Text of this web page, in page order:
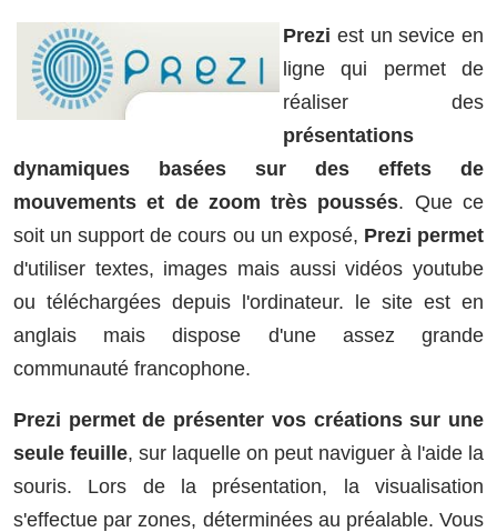
Prezi est un sevice en
ligne qui permet de
réaliser des
présentations
dynamiques basées sur des effets de
mouvements et de zoom très poussés. Que ce
soit un support de cours ou un exposé, Prezi permet
d'utiliser textes, images mais aussi vidéos youtube
ou téléchargées depuis l'ordinateur. le site est en
anglais mais dispose d'une assez grande
communauté francophone.
Prezi permet de présenter vos créations sur une
seule feuille, sur laquelle on peut naviguer à l'aide la
souris. Lors de la présentation, la visualisation
s'effectue par zones, déterminées au préalable. Vous